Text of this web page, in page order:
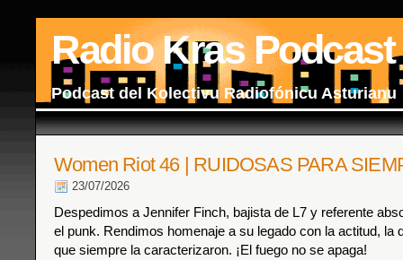
Radio Kras Podcast
Podcast del Kolectivu Radiofónicu Asturianu
Women Riot 46 | RUIDOSAS PARA
23/07/2026
Despedimos a Jennifer Finch, bajista de L7 y referente
el punk. Rendimos homenaje a su legado con la actitud, la
que siempre la caracterizaron. ¡El fuego no se apaga!